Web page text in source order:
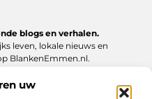
uw
blogs en verhalen.
leven, lokale nieuws en
BlankenEmmen.nl.